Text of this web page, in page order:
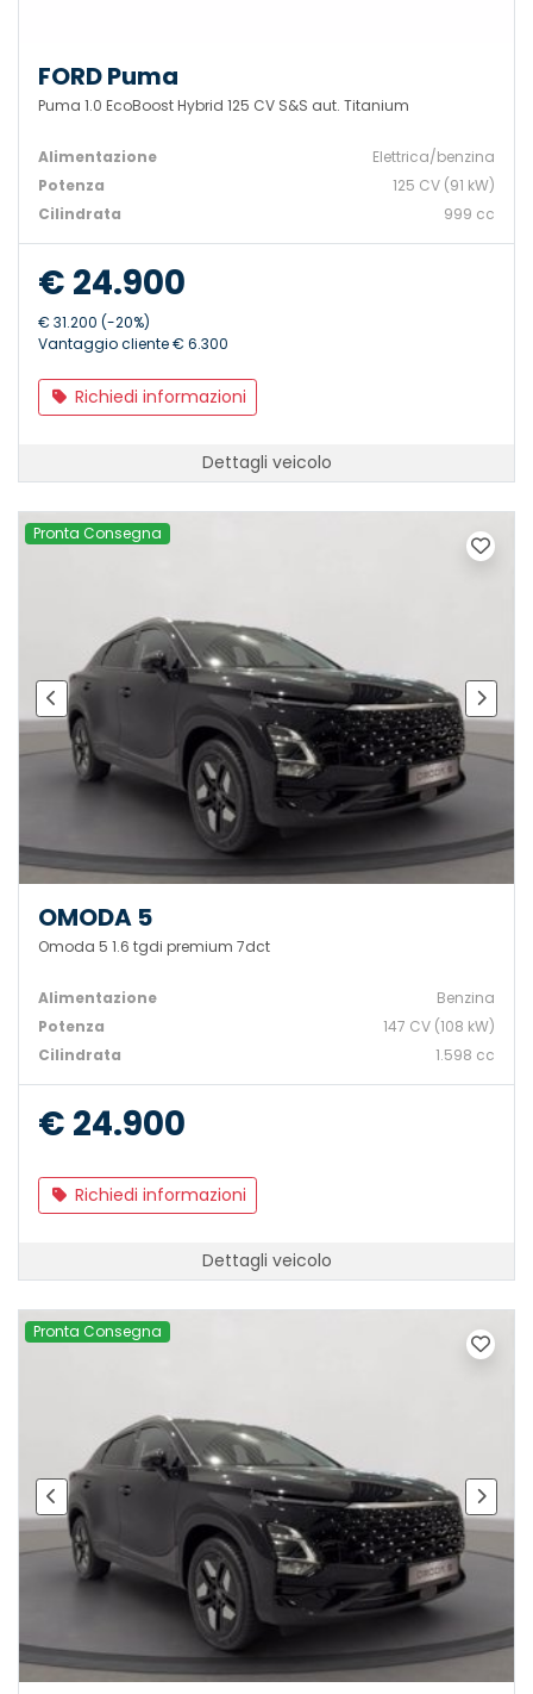
FORD Puma
Puma 1.0 EcoBoost Hybrid 125 CV S&S aut. Titanium
Alimentazione
Elettrica/benzina
Potenza
125 CV (91 kW)
Cilindrata
999 cc
€ 24.900
€ 31.200 (-20%)
Vantaggio cliente € 6.300
Richiedi informazioni
Dettagli veicolo
Pronta Consegna
OMODA 5
Omoda 5 1.6 tgdi premium 7dct
Alimentazione
Benzina
Potenza
147 CV (108 kW)
Cilindrata
1.598 cc
€ 24.900
Richiedi informazioni
Dettagli veicolo
Pronta Consegna